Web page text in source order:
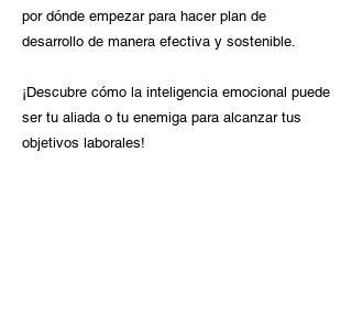
por dónde empezar para hacer plan de
desarrollo de manera efectiva y sostenible.
¡Descubre cómo la inteligencia emocional puede
ser tu aliada o tu enemiga para alcanzar tus
objetivos laborales!